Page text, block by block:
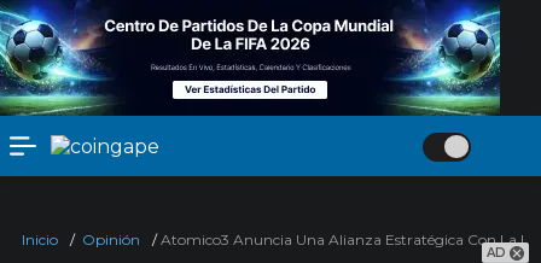
AD
Inicio / Opinión /Atomico3 Anuncia Una Alianza Estratégica Con La